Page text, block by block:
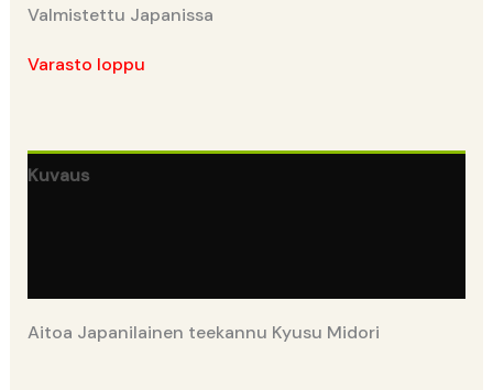
Valmistettu Japanissa
Varasto loppu
Kuvaus
Aitoa Japanilainen teekannu Kyusu Midori